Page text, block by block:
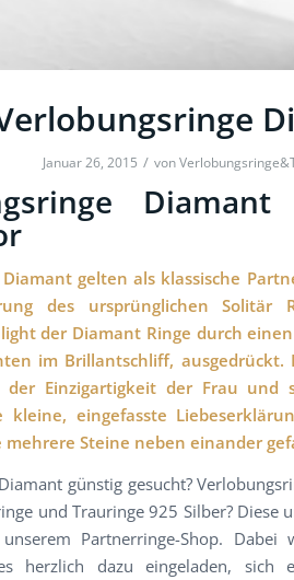
Januar 26, 2015 / von
gelten als klassische
des ursprünglichen Solitär
der Diamant Ringe durch
im Brillantschliff, ausgedrückt.
der Einzigartigkeit der Frau und
kleine, eingefasste
mehrere Steine neben einander
günstig gesucht?
und Trauringe 925 Silber? Diese
Partnerringe-Shop.
herzlich dazu eingeladen,